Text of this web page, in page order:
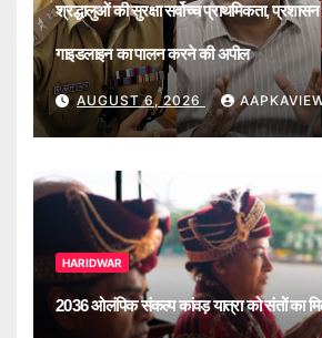
श्रद्धालुओं की सुरक्षा सर्वोच्च प्राथमिकता,
गाइडलाइन का पालन करने की अपील
AUGUST 6, 2026
HARIDWAR
2036 ओलंपिक संकल्प कांवड़ यात्रा को संतों का